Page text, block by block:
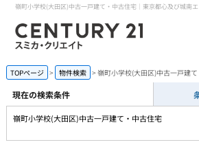
ホーム
当社について
買いたい
TOPページ 物件検索 嶺町小学校(大田区)中古一戸建
現在の検索条件
嶺町小学校(大田区)中古一戸建て・中古住宅